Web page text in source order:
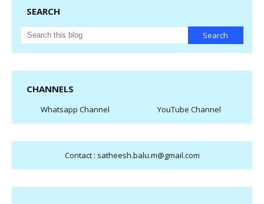
SEARCH
CHANNELS
Whatsapp Channel YouTube Channel
Contact : satheesh.balu.m@gmail.com